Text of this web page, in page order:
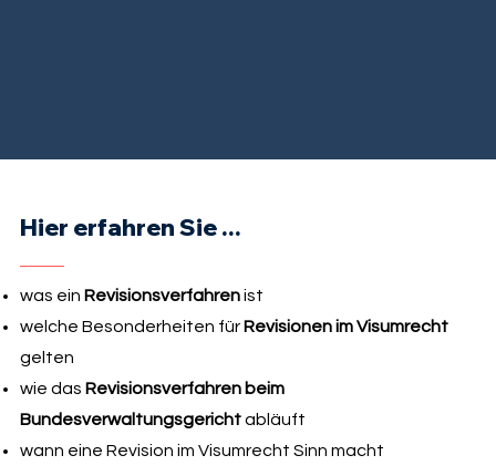
Hier erfahren Sie ...
was ein Revisionsverfahrenist
welche Besonderheiten für Revisionen im Visumrecht
gelten
wie das Revisionsverfahren beim
Bundesverwaltungsgerichtabläuft
wann eine Revision im Visumrecht Sinn macht